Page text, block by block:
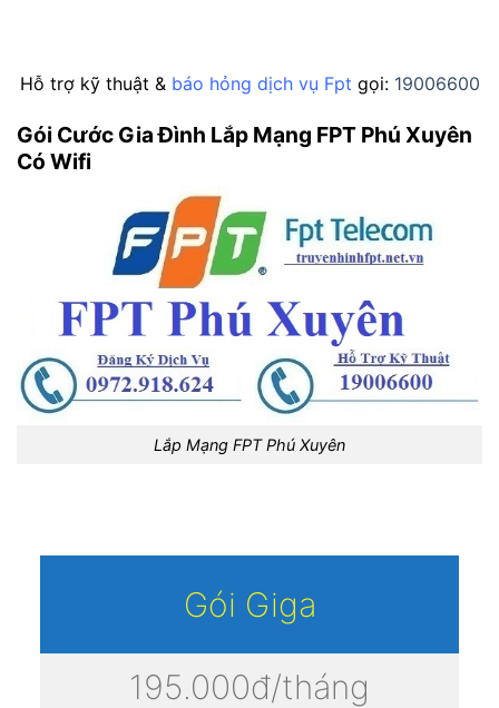
Hỗ trợ kỹ thuật & báo hỏng dịch vụ Fpt gọi: 19006600
Gói Cước Gia Đình Lắp Mạng FPT Phú Xuyên
Có Wifi
Lắp Mạng FPT Phú Xuyên
Gói Giga
195.000đ/tháng